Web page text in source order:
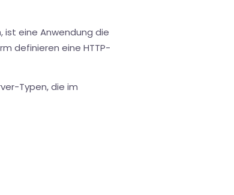
ist eine Anwendung die
definieren eine HTTP-
Typen, die im